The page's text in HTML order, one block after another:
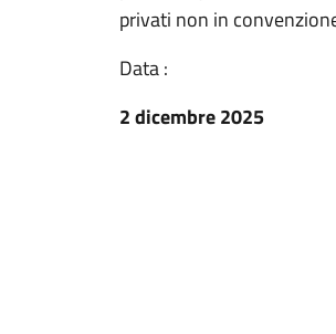
privati non in
Data :
2 dicembre 2025